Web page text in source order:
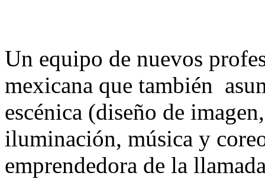
Un equipo de nuevos
mexicana que también
escénica (diseño de
iluminación, música y
emprendedora de la